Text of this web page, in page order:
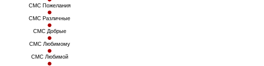
СМС Пожелания
СМС Различные
СМС Добрые
СМС Любимому
СМС Любимой